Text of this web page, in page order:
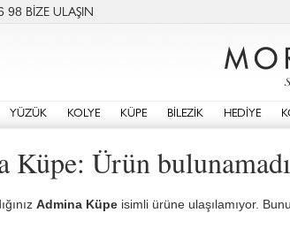
98 BİZE ULAŞIN
YÜZÜK KOLYE KÜPE BİLEZİK HEDİYE
Küpe: Ürün
Admina Küpe isimli ürüne ulaşılamıyor.